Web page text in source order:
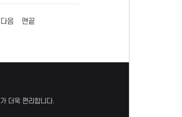
다음 맨끝
가 더욱 편리합니다.